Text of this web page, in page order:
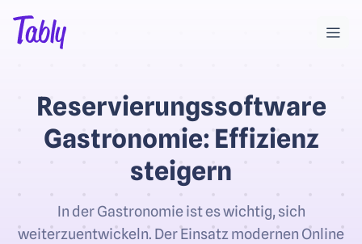
Reservierungs­software
Gastronomie: Effizienz
steigern
In der Gastronomie ist es wichtig, sich
weiterzuentwickeln. Der Einsatz modernen Online